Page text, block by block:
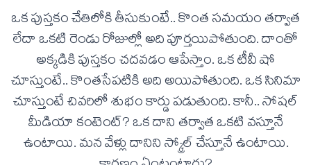
ఒక పుస్తకం చేతిలోకి తీసుకుంటే.. కొంత సమయం తర్వాత
లేదా ఒకటి రెండు రోజుల్లో అది పూర్తయిపోతుంది. దాంతో
అక్కడికి పుస్తకం చదవడం ఆపేస్తాం. ఒక టీవీ షో
చూస్తుంటే.. కొంతసేపటికి అది అయిపోతుంది. ఒక సినిమా
చూస్తుంటే చివరిలో శుభం కార్డు పడుతుంది. కానీ.. సోషల్‌
మీడియా కంటెంట్‌? ఒక దాని తర్వాత ఒకటి వస్తూనే
ఉంటాయి. మన వేళ్లు దానిని స్క్రోల్‌ చేస్తూనే ఉంటాయి.